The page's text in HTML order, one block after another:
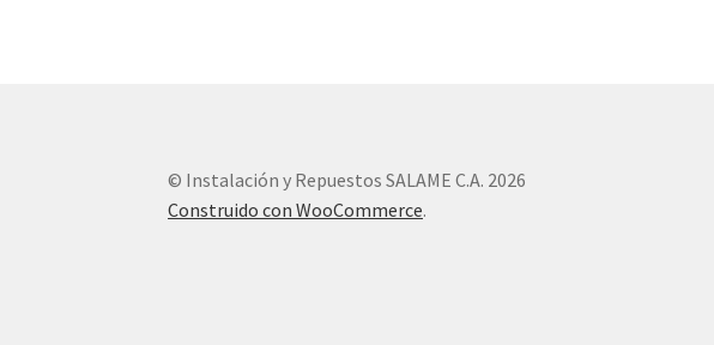
© Instalación y Repuestos SALAME C.A. 2026
Construido con WooCommerce.